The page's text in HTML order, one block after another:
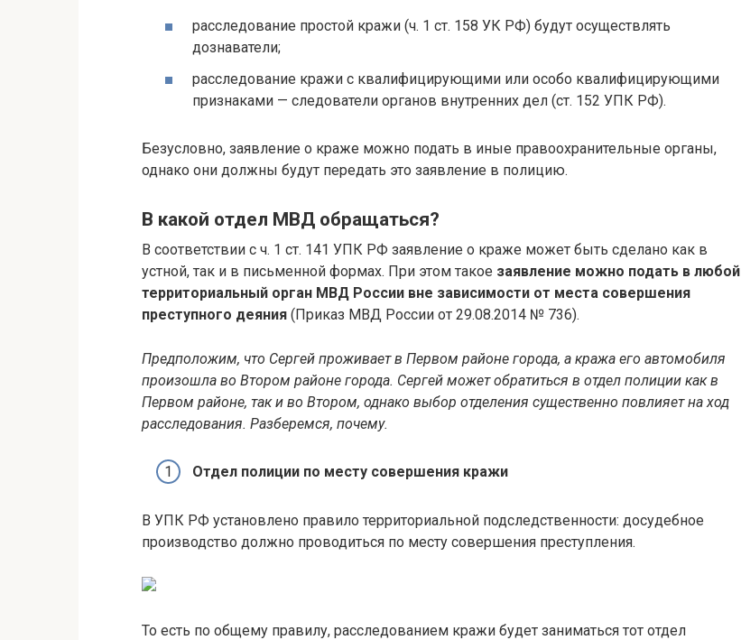
расследование простой кражи (ч. 1 ст. 158 УК РФ) будут осуществлять
дознаватели;
расследование кражи с квалифицирующими или особо квалифицирующими
признаками — следователи органов внутренних дел (ст. 152 УПК РФ).
Безусловно, заявление о краже можно подать в иные правоохранительные органы,
однако они должны будут передать это заявление в полицию.
В какой отдел МВД обращаться?
В соответствии с ч. 1 ст. 141 УПК РФ заявление о краже может быть сделано как в
устной, так и в письменной формах. При этом такое заявление можно подать в любой
территориальный орган МВД России вне зависимости от места совершения
преступного деяния (Приказ МВД России от 29.08.2014 № 736).
Предположим, что Сергей проживает в Первом районе города, а кража его автомобиля
произошла во Втором районе города. Сергей может обратиться в отдел полиции как в
Первом районе, так и во Втором, однако выбор отделения существенно повлияет на ход
расследования. Разберемся, почему.
Отдел полиции по месту совершения кражи
В УПК РФ установлено правило территориальной подследственности: досудебное
производство должно проводиться по месту совершения преступления.
То есть по общему правилу, расследованием кражи будет заниматься тот отдел